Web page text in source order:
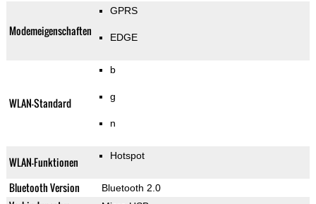
Modemeigenschaften
GPRS
EDGE
WLAN-Standard
b
g
n
WLAN-Funktionen Hotspot
Bluetooth Version Bluetooth 2.0